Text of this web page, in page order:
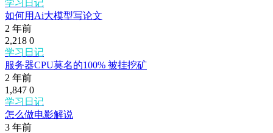
学习日记
如何用Ai大模型写论文
2 年前
2,218 0
学习日记
服务器CPU莫名的100% 被挂挖矿
2 年前
1,847 0
学习日记
怎么做电影解说
3 年前